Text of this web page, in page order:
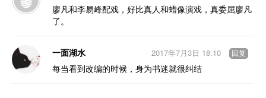
廖凡和李易峰配戏，好比真人和蜡像演戏，真委屈廖凡
了。
一面湖水
每当看到改编的时候，身为书迷就很纠结
2017年7月3日 18:10 回复